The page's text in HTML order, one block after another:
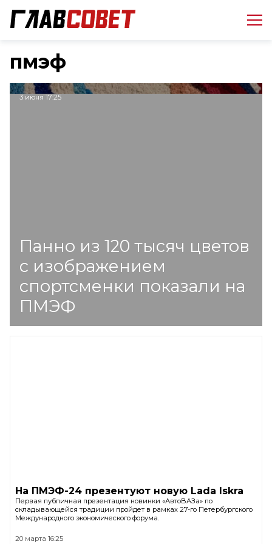
пмэф
3 июня 17:25
Панно из 120 тысяч цветов
с изображением
спортсменки показали на
ПМЭФ
На ПМЭФ-24 презентуют новую Lada Iskra
Первая публичная презентация новинки «АвтоВАЗа» по
складывающейся традиции пройдет в рамках 27-го Петербургского
Международного экономического форума.
20 марта 16:25